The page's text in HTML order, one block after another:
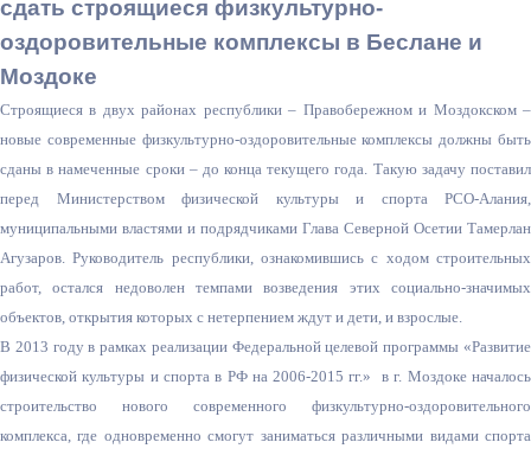
сдать строящиеся физкультурно-
оздоровительные комплексы в Беслане и
Моздоке
Строящиеся в двух районах республики – Правобережном и Моздокском –
новые современные физкультурно-оздоровительные комплексы должны быть
сданы в намеченные сроки – до конца текущего года. Такую задачу поставил
перед Министерством физической культуры и спорта РСО-Алания,
муниципальными властями и подрядчиками Глава Северной Осетии Тамерлан
Агузаров. Руководитель республики, ознакомившись с ходом строительных
работ, остался недоволен темпами возведения этих социально-значимых
объектов, открытия которых с нетерпением ждут и дети, и взрослые.
В 2013 году в рамках реализации Федеральной целевой программы «Развитие
физической культуры и спорта в РФ на 2006-2015 гг.» в г. Моздоке началось
строительство нового современного физкультурно-оздоровительного
комплекса, где одновременно смогут заниматься различными видами спорта